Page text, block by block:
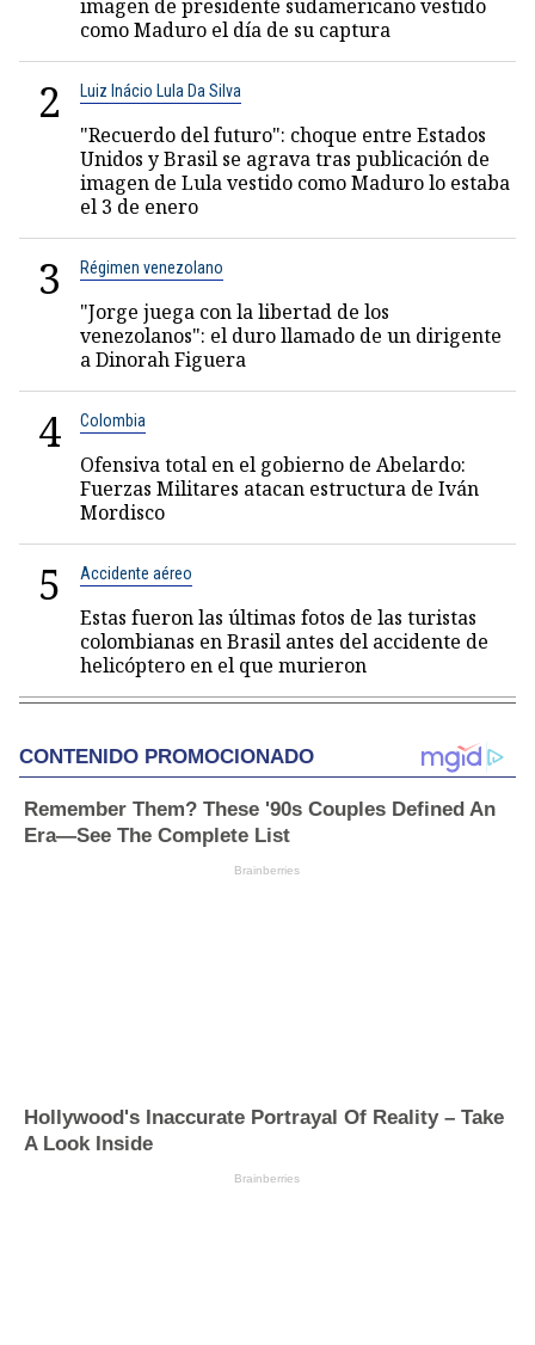
imagen de presidente sudamericano vestido
como Maduro el día de su captura
2 Luiz Inácio Lula Da Silva
"Recuerdo del futuro": choque entre Estados
Unidos y Brasil se agrava tras publicación de
imagen de Lula vestido como Maduro lo estaba
el 3 de enero
3 Régimen venezolano
"Jorge juega con la libertad de los
venezolanos": el duro llamado de un dirigente
a Dinorah Figuera
4 Colombia
Ofensiva total en el gobierno de Abelardo:
Fuerzas Militares atacan estructura de Iván
Mordisco
5 Accidente aéreo
Estas fueron las últimas fotos de las turistas
colombianas en Brasil antes del accidente de
helicóptero en el que murieron